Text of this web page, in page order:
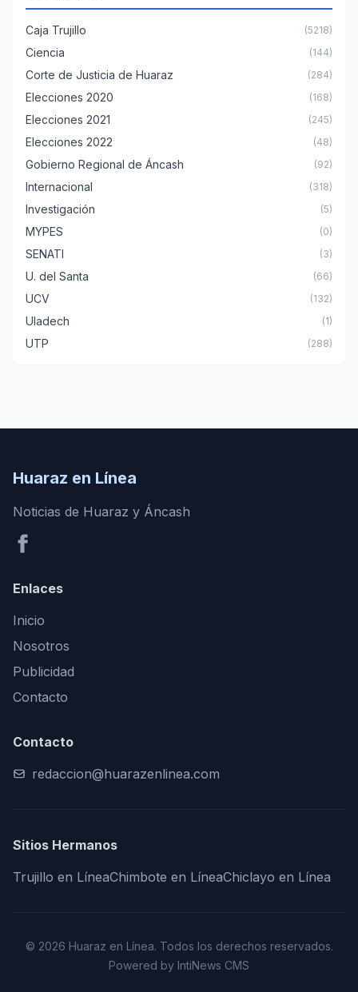
Caja Trujillo (5218)
Ciencia (144)
Corte de Justicia de Huaraz (284)
Elecciones 2020 (168)
Elecciones 2021 (245)
Elecciones 2022 (48)
Gobierno Regional de Áncash (92)
Internacional (318)
Investigación (5)
MYPES (0)
SENATI (3)
U. del Santa (66)
UCV (132)
Uladech (1)
UTP (288)
Huaraz en Línea
Noticias de Huaraz y Áncash
Enlaces
Inicio
Nosotros
Publicidad
Contacto
Contacto
redaccion@huarazenlinea.com
Sitios Hermanos
Trujillo en LíneaChimbote en LíneaChiclayo en Línea
© 2026 Huaraz en Línea. Todos los derechos reservados.
Powered by IntiNews CMS